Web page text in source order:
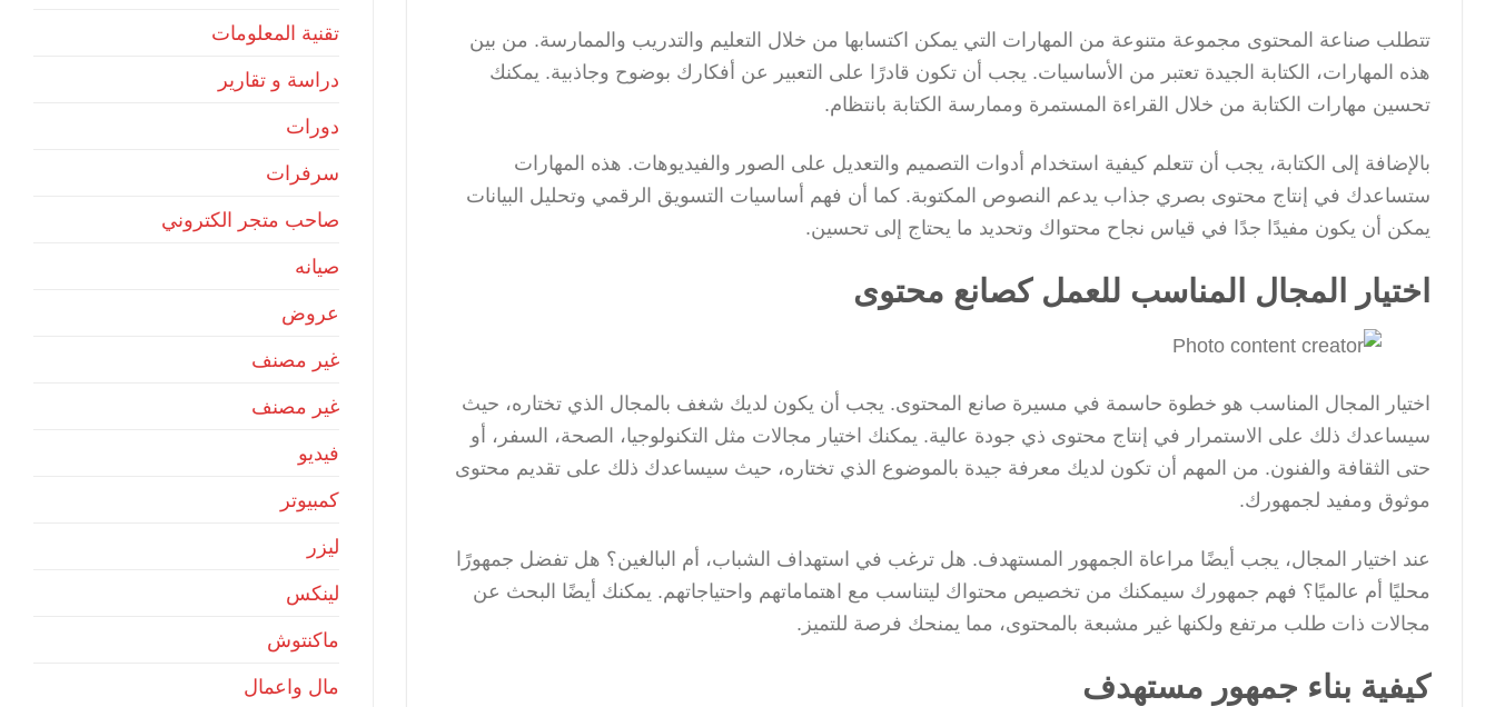
تتطلب صناعة المحتوى مجموعة متنوعة من المهارات التي يمكن اكتسابها من خلال التعليم والتدريب والممارسة. من بين
هذه المهارات، الكتابة الجيدة تعتبر من الأساسيات. يجب أن تكون قادرًا على التعبير عن أفكارك بوضوح وجاذبية. يمكنك
تحسين مهارات الكتابة من خلال القراءة المستمرة وممارسة الكتابة بانتظام.
بالإضافة إلى الكتابة، يجب أن تتعلم كيفية استخدام أدوات التصميم والتعديل على الصور والفيديوهات. هذه المهارات
ستساعدك في إنتاج محتوى بصري جذاب يدعم النصوص المكتوبة. كما أن فهم أساسيات التسويق الرقمي وتحليل البيانات
يمكن أن يكون مفيدًا جدًا في قياس نجاح محتواك وتحديد ما يحتاج إلى تحسين.
اختيار المجال المناسب للعمل كصانع محتوى
اختيار المجال المناسب هو خطوة حاسمة في مسيرة صانع المحتوى. يجب أن يكون لديك شغف بالمجال الذي تختاره، حيث
سيساعدك ذلك على الاستمرار في إنتاج محتوى ذي جودة عالية. يمكنك اختيار مجالات مثل التكنولوجيا، الصحة، السفر، أو
حتى الثقافة والفنون. من المهم أن تكون لديك معرفة جيدة بالموضوع الذي تختاره، حيث سيساعدك ذلك على تقديم محتوى
موثوق ومفيد لجمهورك.
عند اختيار المجال، يجب أيضًا مراعاة الجمهور المستهدف. هل ترغب في استهداف الشباب، أم البالغين؟ هل تفضل جمهورًا
محليًا أم عالميًا؟ فهم جمهورك سيمكنك من تخصيص محتواك ليتناسب مع اهتماماتهم واحتياجاتهم. يمكنك أيضًا البحث عن
مجالات ذات طلب مرتفع ولكنها غير مشبعة بالمحتوى، مما يمنحك فرصة للتميز.
كيفية بناء جمهور مستهدف
تقنية المعلومات
دراسة و تقارير
دورات
سرفرات
صاحب متجر الكتروني
صيانه
عروض
غير مصنف
غير مصنف
فيديو
كمبيوتر
ليزر
لينكس
ماكنتوش
مال واعمال